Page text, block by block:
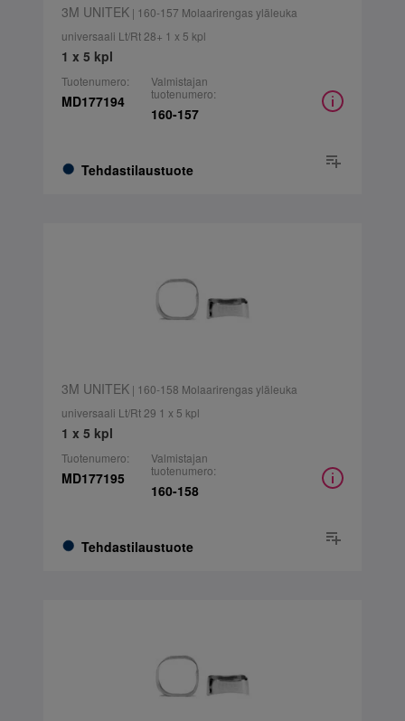
3M UNITEK| 160-157 Molaarirengas yläleuka
universaali Lt/Rt 28+ 1 x 5 kpl
1 x 5 kpl
Tuotenumero:
MD177194
Tehdastilaustuote
Valmistajan
tuotenumero:
160-157
3M UNITEK| 160-158 Molaarirengas yläleuka
universaali Lt/Rt 29 1 x 5 kpl
1 x 5 kpl
Tuotenumero:
MD177195
Tehdastilaustuote
Valmistajan
tuotenumero:
160-158